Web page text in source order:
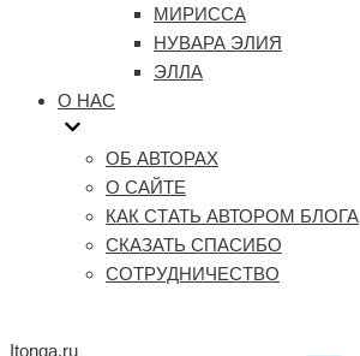
МИРИССА
НУВАРА ЭЛИЯ
ЭЛЛА
О НАС
ОБ АВТОРАХ
О САЙТЕ
КАК СТАТЬ АВТОРОМ БЛОГА
СКАЗАТЬ СПАСИБО
СОТРУДНИЧЕСТВО
Itonga.ru